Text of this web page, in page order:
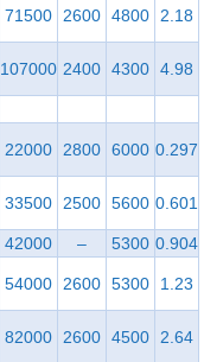
71500 2600 4800 2.18
107000 2400 4300 4.98
22000 2800 6000 0.297
33500 2500 5600 0.601
42000 – 5300 0.904
54000 2600 5300 1.23
82000 2600 4500 2.64